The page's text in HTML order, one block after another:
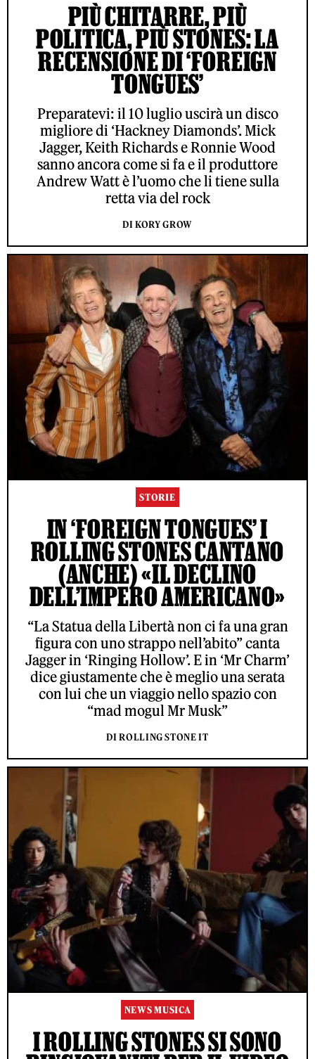
PIÙ CHITARRE, PIÙ
POLITICA, PIÙ STONES: LA
RECENSIONE DI ‘FOREIGN
TONGUES’
Preparatevi: il 10 luglio uscirà un disco
migliore di ‘Hackney Diamonds’. Mick
Jagger, Keith Richards e Ronnie Wood
sanno ancora come si fa e il produttore
Andrew Watt è l’uomo che li tiene sulla
retta via del rock
DI KORY GROW
STORIE
IN ‘FOREIGN TONGUES’ I
ROLLING STONES CANTANO
(ANCHE) «IL DECLINO
DELL’IMPERO AMERICANO»
“La Statua della Libertà non ci fa una gran
figura con uno strappo nell’abito” canta
Jagger in ‘Ringing Hollow’. E in ‘Mr Charm’
dice giustamente che è meglio una serata
con lui che un viaggio nello spazio con
“mad mogul Mr Musk”
DI ROLLING STONE IT
NEWS MUSICA
I ROLLING STONES SI SONO